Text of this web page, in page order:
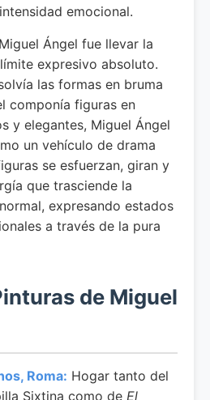
emocional.
Ángel fue llevar la
expresivo absoluto.
las formas en bruma
componía figuras en
y elegantes, Miguel Ángel
un vehículo de drama
se esfuerzan, giran y
que trasciende la
expresando estados
a través de la pura
de Miguel
Roma: Hogar tanto del
Sixtina como de El